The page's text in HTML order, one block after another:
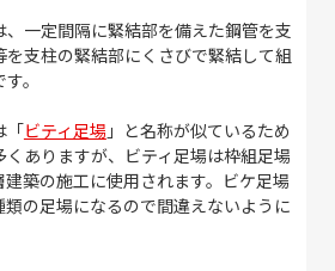
、一定間隔に緊結部を備えた鋼管を支
を支柱の緊結部にくさびで緊結して組
。
「ビティ足場 」と名称が似ているため
ありますが、ビティ足場は枠組足場
築の施工に使用されます。ビケ足場
類の足場になるので間違えないように